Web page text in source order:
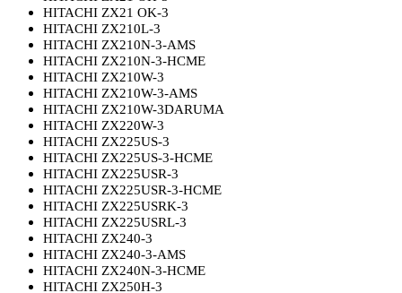
HITACHI ZX21 OK-3
HITACHI ZX210L-3
HITACHI ZX210N-3-AMS
HITACHI ZX210N-3-HCME
HITACHI ZX210W-3
HITACHI ZX210W-3-AMS
HITACHI ZX210W-3DARUMA
HITACHI ZX220W-3
HITACHI ZX225US-3
HITACHI ZX225US-3-HCME
HITACHI ZX225USR-3
HITACHI ZX225USR-3-HCME
HITACHI ZX225USRK-3
HITACHI ZX225USRL-3
HITACHI ZX240-3
HITACHI ZX240-3-AMS
HITACHI ZX240N-3-HCME
HITACHI ZX250H-3